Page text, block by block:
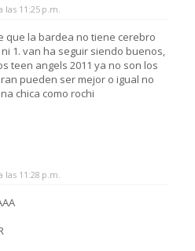
las 11:25 p.m.
que la bardea no tiene cerebro
1. van ha seguir siendo buenos,
teen angels 2011 ya no son los
pueden ser mejor o igual no
chica como rochi
las 11:28 p.m.